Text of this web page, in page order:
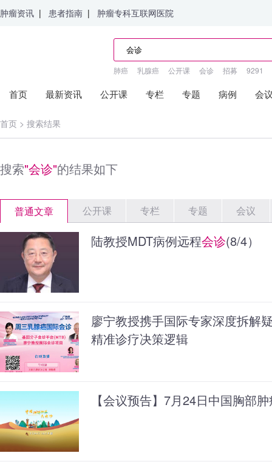
肿瘤资讯 | 患者指南 | 肿瘤专科互联网医院
肺癌 乳腺癌 公开课 会诊 招募 9291
首页 最新资讯 公开课 专栏 专题 病例 会
首页 > 搜索结果
搜索"会诊"的结果如下
普通文章 公开课 专栏 专题 会议
陆教授MDT病例远程会诊(8/4）
廖宁教授携手国际专家深度拆解
精准诊疗决策逻辑
【会议预告】7月24日中国胸部